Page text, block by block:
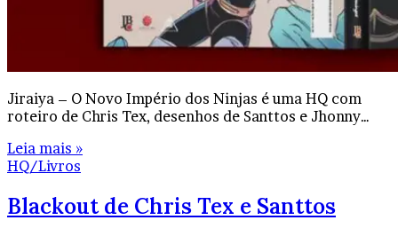
Jiraiya – O Novo Império dos Ninjas é uma HQ com
roteiro de Chris Tex, desenhos de Santtos e Jhonny…
Leia mais »
HQ/Livros
Blackout de Chris Tex e Santtos